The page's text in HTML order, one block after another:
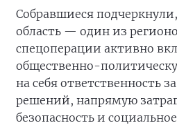
Собравшиеся
область — один из
спецоперации активно
общественно-
на себя ответственность
решений, напрямую
безопасность и